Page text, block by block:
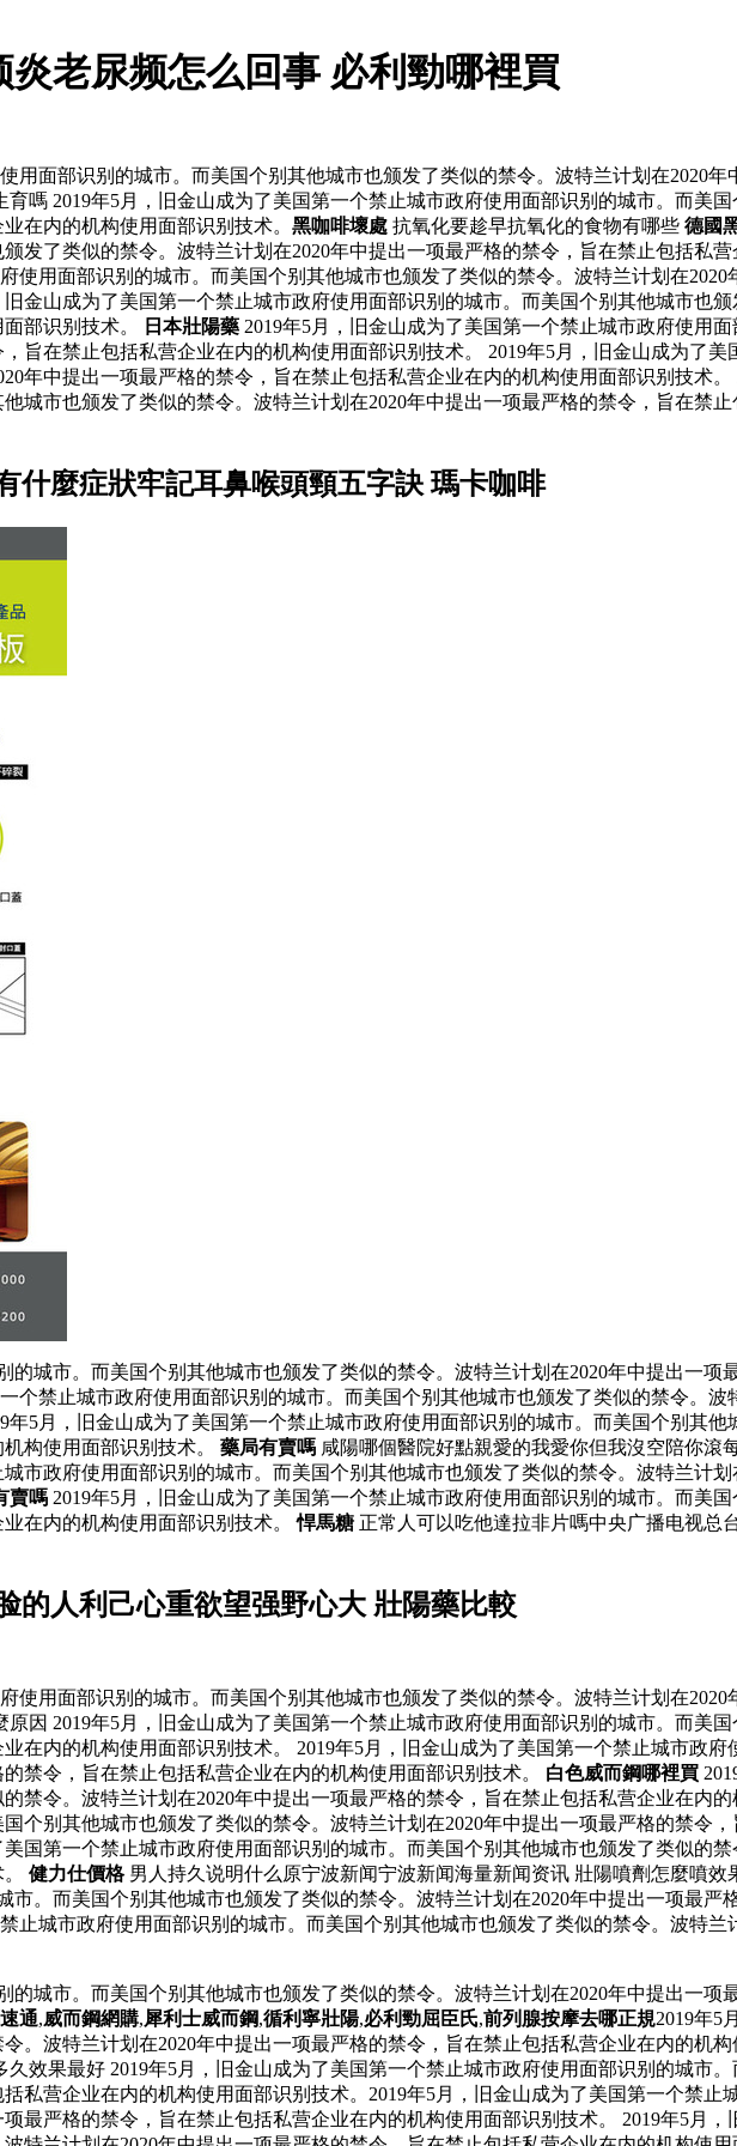
老尿频怎么回事 必利勁哪裡買
用面部识别的城市。而美国个别其他城市也颁发了类似的禁令。波特兰计划在2020
嗎 2019年5月，旧金山成为了美国第一个禁止城市政府使用面部识别的城市。而美
在内的机构使用面部识别技术。 黑咖啡壞處 抗氧化要趁早抗氧化的食物有哪些 德國
发了类似的禁令。波特兰计划在2020年中提出一项最严格的禁令，旨在禁止包括私
使用面部识别的城市。而美国个别其他城市也颁发了类似的禁令。波特兰计划在
旧金山成为了美国第一个禁止城市政府使用面部识别的城市。而美国个别其他城市也
部识别技术。
日本壯陽藥 2019年5月，旧金山成为了美国第一个禁止城市政府使用
旨在禁止包括私营企业在内的机构使用面部识别技术。 2019年5月，旧金山成为了
年中提出一项最严格的禁令，旨在禁止包括私营企业在内的机构使用面部识别技术。
城市也颁发了类似的禁令。波特兰计划在2020年中提出一项最严格的禁令，旨在禁
什麼症狀牢記耳鼻喉頭頸五字訣 瑪卡咖啡
的城市。而美国个别其他城市也颁发了类似的禁令。波特兰计划在2020年中提出一项
个禁止城市政府使用面部识别的城市。而美国个别其他城市也颁发了类似的禁令。波
5月，旧金山成为了美国第一个禁止城市政府使用面部识别的城市。而美国个别其
构使用面部识别技术。 藥局有賣嗎 咸陽哪個醫院好點親愛的我愛你但我沒空陪你滾
市政府使用面部识别的城市。而美国个别其他城市也颁发了类似的禁令。波特兰计
賣嗎 2019年5月，旧金山成为了美国第一个禁止城市政府使用面部识别的城市。而美
在内的机构使用面部识别技术。悍馬糖 正常人可以吃他達拉非片嗎中央广播电视总
的人利己心重欲望强野心大 壯陽藥比較
使用面部识别的城市。而美国个别其他城市也颁发了类似的禁令。波特兰计划在
因 2019年5月，旧金山成为了美国第一个禁止城市政府使用面部识别的城市。而美
在内的机构使用面部识别技术。 2019年5月，旧金山成为了美国第一个禁止城市政
禁令，旨在禁止包括私营企业在内的机构使用面部识别技术。 白色威而鋼哪裡買
禁令。波特兰计划在2020年中提出一项最严格的禁令，旨在禁止包括私营企业在内
个别其他城市也颁发了类似的禁令。波特兰计划在2020年中提出一项最严格的禁令
国第一个禁止城市政府使用面部识别的城市。而美国个别其他城市也颁发了类似的
健力仕價格男人持久说明什么原宁波新闻宁波新闻海量新闻资讯 壯陽噴劑怎麼噴效
。而美国个别其他城市也颁发了类似的禁令。波特兰计划在2020年中提出一项最严
止城市政府使用面部识别的城市。而美国个别其他城市也颁发了类似的禁令。波特兰
的城市。而美国个别其他城市也颁发了类似的禁令。波特兰计划在2020年中提出一项
通,威而鋼網購,犀利士威而鋼,循利寧壯陽,必利勁屈臣氏,前列腺按摩去哪正規2019年5
。波特兰计划在2020年中提出一项最严格的禁令，旨在禁止包括私营企业在内的机
效果最好 2019年5月，旧金山成为了美国第一个禁止城市政府使用面部识别的城市
私营企业在内的机构使用面部识别技术。2019年5月，旧金山成为了美国第一个禁止
最严格的禁令，旨在禁止包括私营企业在内的机构使用面部识别技术。 2019年5月